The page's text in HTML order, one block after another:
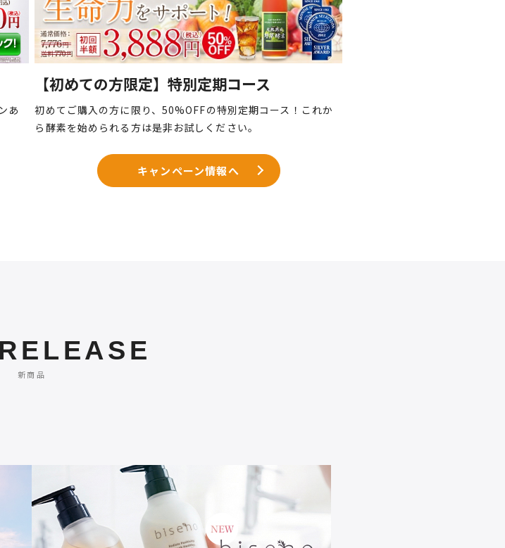
あ
【初めての方限定】特別定期コース
初めてご購入の方に限り、50%OFFの特別定期コース！これか
ら酵素を始められる方は是非お試しください。
キャンペーン情報へ
新商品